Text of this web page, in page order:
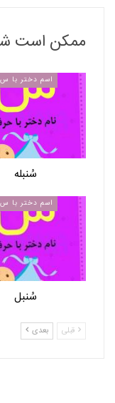
ممکن است
اسم دختر با س
سُنبله
اسم دختر با س
سُنبل
قبلی بعدی